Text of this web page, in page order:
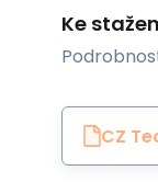
Ke
CZ